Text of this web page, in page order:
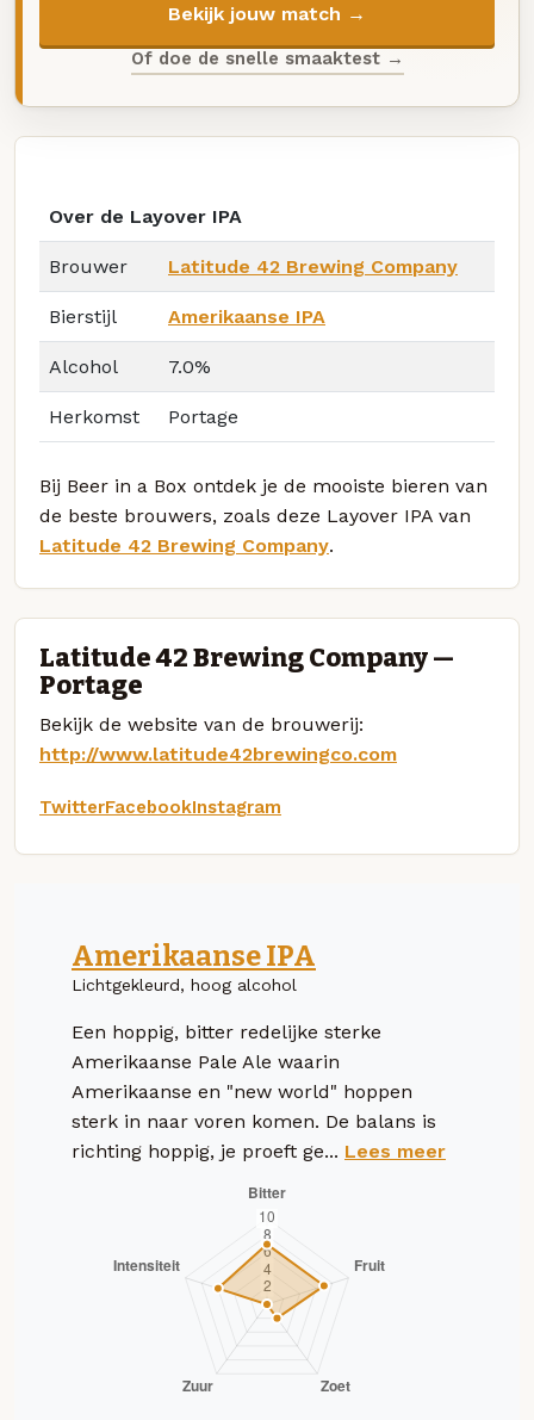
Bekijk jouw match →
Of doe de snelle smaaktest →
Over de Layover IPA
Brouwer Latitude 42 Brewing Company
Bierstijl Amerikaanse IPA
Alcohol 7.0%
Herkomst Portage
Bij Beer in a Box ontdek je de mooiste bieren van
de beste brouwers, zoals deze Layover IPA van
Latitude 42 Brewing Company.
Latitude 42 Brewing Company —
Portage
Bekijk de website van de brouwerij:
http://www.latitude42brewingco.com
TwitterFacebookInstagram
Amerikaanse IPA
Lichtgekleurd, hoog alcohol
Een hoppig, bitter redelijke sterke
Amerikaanse Pale Ale waarin
Amerikaanse en "new world" hoppen
sterk in naar voren komen. De balans is
richting hoppig, je proeft ge... Lees meer